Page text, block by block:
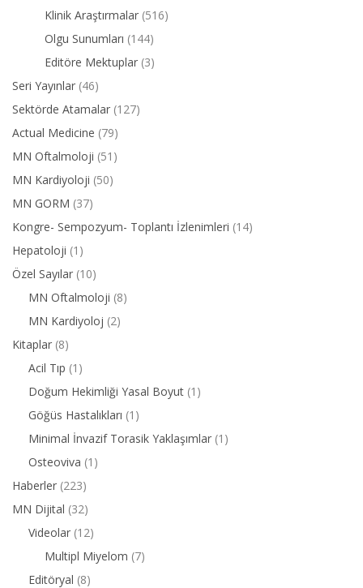
Klinik Araştırmalar (516)
Olgu Sunumları (144)
Editöre Mektuplar (3)
Seri Yayınlar (46)
Sektörde Atamalar (127)
Actual Medicine (79)
MN Oftalmoloji (51)
MN Kardiyoloji (50)
MN GORM (37)
Kongre- Sempozyum- Toplantı İzlenimleri (14)
Hepatoloji (1)
Özel Sayılar (10)
MN Oftalmoloji (8)
MN Kardiyoloj (2)
Kitaplar (8)
Acil Tıp (1)
Doğum Hekimliği Yasal Boyut (1)
Göğüs Hastalıkları (1)
Minimal İnvazif Torasik Yaklaşımlar (1)
Osteoviva (1)
Haberler (223)
MN Dijital (32)
Videolar (12)
Multipl Miyelom (7)
Editöryal (8)